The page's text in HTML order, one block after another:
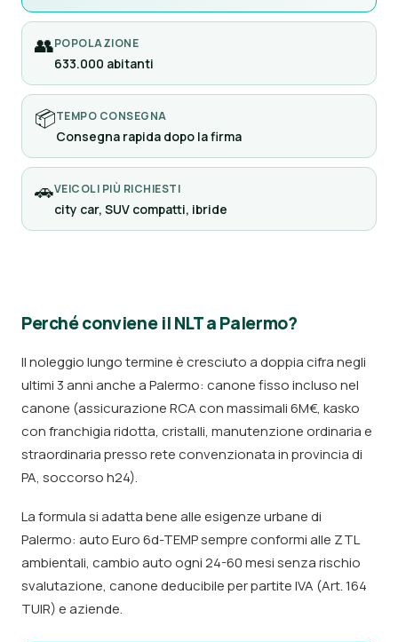
👥POPOLAZIONE
633.000 abitanti
📦TEMPO CONSEGNA
Consegna rapida dopo la firma
🚗VEICOLI PIÙ RICHIESTI
city car, SUV compatti, ibride
Perché conviene il NLT a Palermo?
Il noleggio lungo termine è cresciuto a doppia cifra negli
ultimi 3 anni anche a Palermo: canone fisso incluso nel
canone (assicurazione RCA con massimali 6M€, kasko
con franchigia ridotta, cristalli, manutenzione ordinaria e
straordinaria presso rete convenzionata in provincia di
PA, soccorso h24).
La formula si adatta bene alle esigenze urbane di
Palermo: auto Euro 6d-TEMP sempre conformi alle ZTL
ambientali, cambio auto ogni 24-60 mesi senza rischio
svalutazione, canone deducibile per partite IVA (Art. 164
TUIR) e aziende.